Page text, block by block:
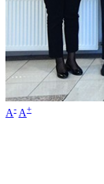
A- A+